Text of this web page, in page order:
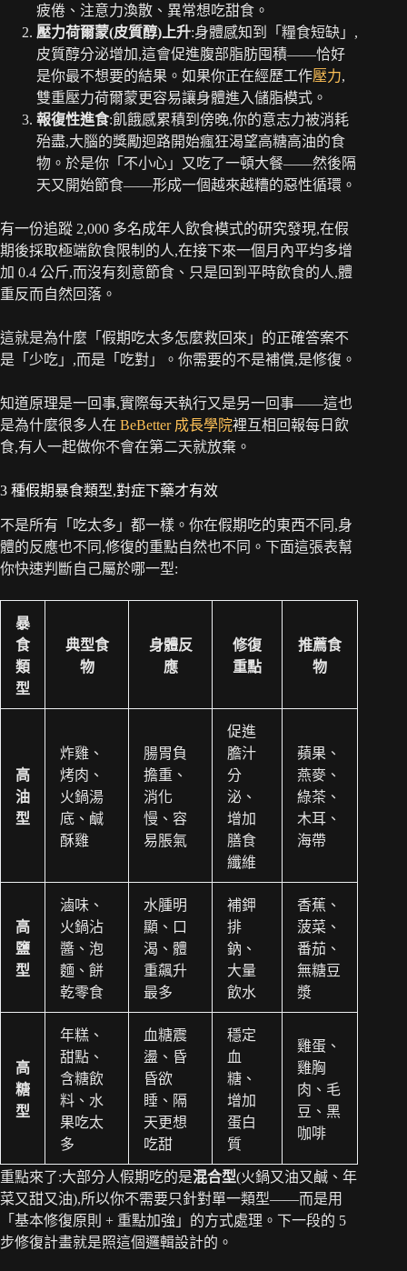
疲倦、注意力渙散、異常想吃甜食。
壓力荷爾蒙(皮質醇)上升:身體感知到「糧食短缺」,
皮質醇分泌增加,這會促進腹部脂肪囤積——恰好
是你最不想要的結果。如果你正在經歷工作壓力,
雙重壓力荷爾蒙更容易讓身體進入儲脂模式。
報復性進食:飢餓感累積到傍晚,你的意志力被消耗
殆盡,大腦的獎勵迴路開始瘋狂渴望高糖高油的食
物。於是你「不小心」又吃了一頓大餐——然後隔
天又開始節食——形成一個越來越糟的惡性循環。
有一份追蹤 2,000 多名成年人飲食模式的研究發現,在假
期後採取極端飲食限制的人,在接下來一個月內平均多增
加 0.4 公斤,而沒有刻意節食、只是回到平時飲食的人,體
重反而自然回落。
這就是為什麼「假期吃太多怎麼救回來」的正確答案不
是「少吃」,而是「吃對」。你需要的不是補償,是修復。
知道原理是一回事,實際每天執行又是另一回事——這也
是為什麼很多人在 BeBetter 成長學院裡互相回報每日飲
食,有人一起做你不會在第二天就放棄。
3 種假期暴食類型,對症下藥才有效
不是所有「吃太多」都一樣。你在假期吃的東西不同,身
體的反應也不同,修復的重點自然也不同。下面這張表幫
你快速判斷自己屬於哪一型:
暴
食
類
型
典型食
物
身體反
應
修復
重點
推薦食
物
高
油
型
炸雞、
烤肉、
火鍋湯
底、鹹
酥雞
腸胃負
擔重、
消化
慢、容
易脹氣
促進
膽汁
分
泌、
增加
膳食
纖維
蘋果、
燕麥、
綠茶、
木耳、
海帶
高
鹽
型
滷味、
火鍋沾
醬、泡
麵、餅
乾零食
水腫明
顯、口
渴、體
重飆升
最多
補鉀
排
鈉、
大量
飲水
香蕉、
菠菜、
番茄、
無糖豆
漿
高
糖
型
年糕、
甜點、
含糖飲
料、水
果吃太
多
血糖震
盪、昏
昏欲
睡、隔
天更想
吃甜
穩定
血
糖、
增加
蛋白
質
雞蛋、
雞胸
肉、毛
豆、黑
咖啡
重點來了:大部分人假期吃的是混合型(火鍋又油又鹹、年
菜又甜又油),所以你不需要只針對單一類型——而是用
「基本修復原則 + 重點加強」的方式處理。下一段的 5
步修復計畫就是照這個邏輯設計的。